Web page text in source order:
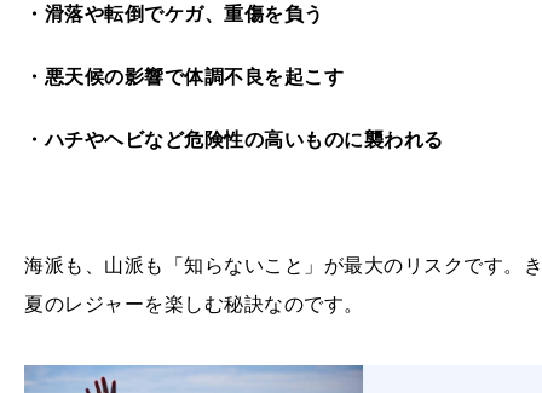
・滑落や転倒でケガ、重傷を負う
・悪天候の影響で体調不良を起こす
・ハチやヘビなど危険性の高いものに襲われる
海派も、山派も「知らないこと」が最大のリスクです。
夏のレジャーを楽しむ秘訣なのです。